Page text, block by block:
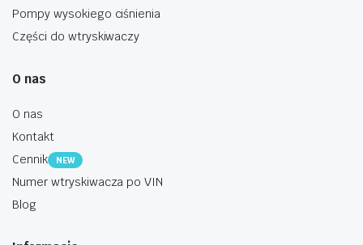
Pompy wysokiego ciśnienia
Części do wtryskiwaczy
O nas
O nas
Kontakt
Cennik
NEW
Numer wtryskiwacza po VIN
Blog